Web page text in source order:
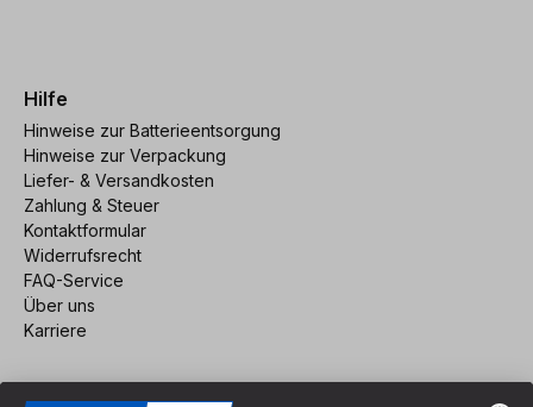
Hilfe
Hinweise zur Batterieentsorgung
Hinweise zur Verpackung
Liefer- & Versandkosten
Zahlung & Steuer
Kontaktformular
Widerrufsrecht
FAQ-Service
Über uns
Karriere